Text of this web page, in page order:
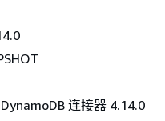
连接器 4.14.0